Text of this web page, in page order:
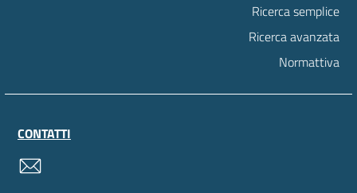
Ricerca semplice
Ricerca avanzata
Normattiva
CONTATTI